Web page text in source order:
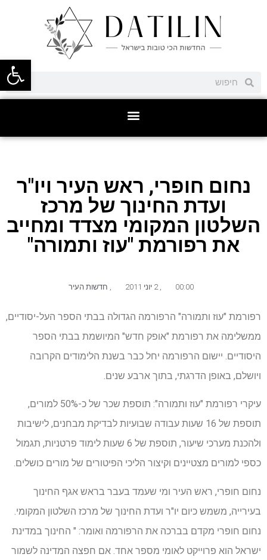
פתח
נחום חופרי, ראש העיר ויו"ר
ועדת החינוך של מרכז
השלטון המקומי מצדד ומחייב
את רפורמת "עוז ותמורה"
00:00
, 2 יוני 2011 , חדשות העיר
רפורמת "עוז ותמורה" הרפורמה הגדולה בבתי הספר העל-יסודיים,
ממשלימה את רפורמת "אופק חדש" המיושמת בבתי הספר
היסודיים. יישום הרפורמה יחל כבר בשנת הלימודים הקרובה
ויושלם, באופן הדרגתי, בתוך ארבע שנים.
עיקרי רפורמת "עוז ותמורה": תוספת שכר של כ-50% למורים,
תוספת של 16 שעות עבודה שבועיות לבדיקת מבחנים, לישיבות
ולהכנת מערכי שיעור, תוספת של 6 שעות לימוד פרטניות, תגמול
כספי למורים מצטיינים וקיצור הליכי הפיטורים של מורים כושלים.
נחום חופרי, ראש העיר ומי שעמד בעבר בראש אגף החינוך
בעירייה, משמש כיום יו"ר ועדת החינוך של מרכז השלטון המקומי.
נחום חופרי מקדם בברכה את הרפורמה ואומר: " החינוך במדינת
ישראל הוא פרוייקט לאומי מספר אחד. אם חפצה המדינה לשמור